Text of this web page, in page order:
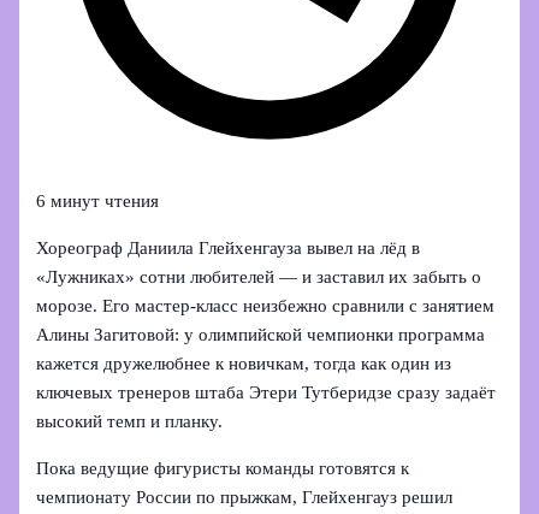
6 минут чтения
Хореограф Даниила Глейхенгауза вывел на лёд в
«Лужниках» сотни любителей — и заставил их забыть о
морозе. Его мастер-класс неизбежно сравнили с занятием
Алины Загитовой: у олимпийской чемпионки программа
кажется дружелюбнее к новичкам, тогда как один из
ключевых тренеров штаба Этери Тутберидзе сразу задаёт
высокий темп и планку.
Пока ведущие фигуристы команды готовятся к
чемпионату России по прыжкам, Глейхенгауз решил